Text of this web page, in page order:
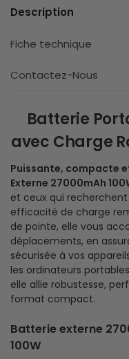
Description
Fiche technique
Contactez-Nous
Batterie
avec Charge
Puissante, compacte
Externe 27000mAh
et ceux qui
efficacité de charge
de pointe, elle vous
déplacements, en
sécurisée à vos
les ordinateurs
elle allie robustesse,
format compact.
Batterie externe
100W